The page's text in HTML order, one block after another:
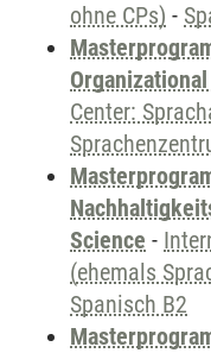
ohne CPs) -
Center:
Science -
(ehemals
Spanisch B2